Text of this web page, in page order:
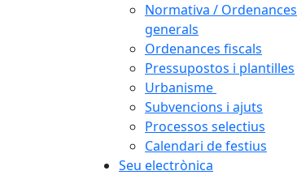
Normativa / Ordenances
generals
Ordenances fiscals
Pressupostos i plantilles
Urbanisme
Subvencions i ajuts
Processos selectius
Calendari de festius
Seu electrònica